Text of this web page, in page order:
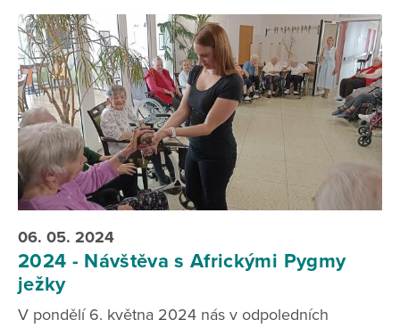
06. 05. 2024
2024 - Návštěva s Africkými Pygmy
ježky
V pondělí 6. května 2024 nás v odpoledních